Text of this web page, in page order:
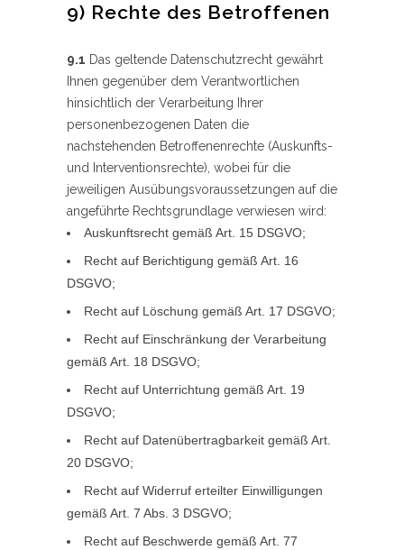
9) Rechte des Betroffenen
9.1 Das geltende Datenschutzrecht gewährt
Ihnen gegenüber dem Verantwortlichen
hinsichtlich der Verarbeitung Ihrer
personenbezogenen Daten die
nachstehenden Betroffenenrechte (Auskunfts-
und Interventionsrechte), wobei für die
jeweiligen Ausübungsvoraussetzungen auf die
angeführte Rechtsgrundlage verwiesen wird:
Auskunftsrecht gemäß Art. 15 DSGVO;
Recht auf Berichtigung gemäß Art. 16
DSGVO;
Recht auf Löschung gemäß Art. 17 DSGVO;
Recht auf Einschränkung der Verarbeitung
gemäß Art. 18 DSGVO;
Recht auf Unterrichtung gemäß Art. 19
DSGVO;
Recht auf Datenübertragbarkeit gemäß Art.
20 DSGVO;
Recht auf Widerruf erteilter Einwilligungen
gemäß Art. 7 Abs. 3 DSGVO;
Recht auf Beschwerde gemäß Art. 77